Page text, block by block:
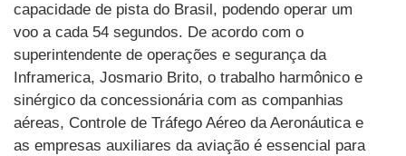
capacidade de pista do Brasil, podendo operar um
voo a cada 54 segundos. De acordo com o
superintendente de operações e segurança da
Inframerica, Josmario Brito, o trabalho harmônico e
sinérgico da concessionária com as companhias
aéreas, Controle de Tráfego Aéreo da Aeronáutica e
as empresas auxiliares da aviação é essencial para